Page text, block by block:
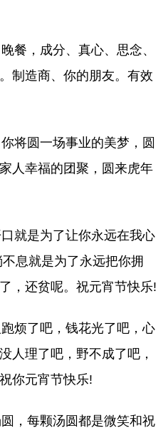
餐，成分、真心、思念、
制造商、你的朋友。有效
将圆一场事业的美梦，圆
人幸福的团聚，圆来虎年
就是为了让你永远在我心
息就是为了永远把你拥
，还贫呢。祝元宵节快乐!
烦了吧，钱花光了吧，心
人理了吧，野不成了吧，
你元宵节快乐!
，每颗汤圆都是微笑和祝